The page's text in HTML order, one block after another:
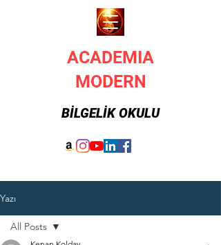
ACADEMIA
MODERN
BİLGELİK OKULU
Yazı
All Posts